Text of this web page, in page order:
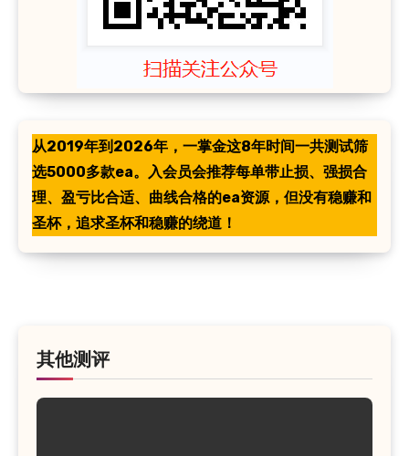
从2019年到2026年，一掌金这8年时间一共测试筛
选5000多款ea。入会员会推荐每单带止损、强损合
理、盈亏比合适、曲线合格的ea资源，但没有稳赚和
圣杯，追求圣杯和稳赚的绕道！
其他测评